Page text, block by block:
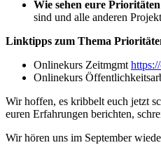
Wie sehen eure
sind und alle anderen
Linktipps zum Thema
Onlinekurs Zeitmgmt
Onlinekurs
Wir hoffen, es kribbelt euch jetzt
euren Erfahrungen berichten,
Wir hören uns im September